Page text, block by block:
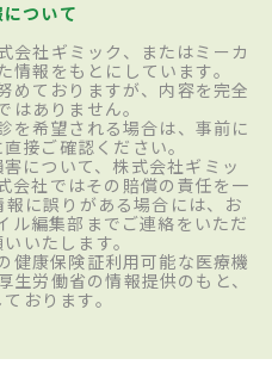
ついて
会社ギミック、またはミーカ
報をもとにしています。
めておりますが、内容を完全
はありません。
を希望される場合は、事前に
接ご確認ください。
について、株式会社ギミッ
会社ではその賠償の責任を一
に誤りがある場合には、お
ル編集部までご連絡をいただ
いたします。
健康保険証利用可能な医療機
労働省の情報提供のもと、
おります。